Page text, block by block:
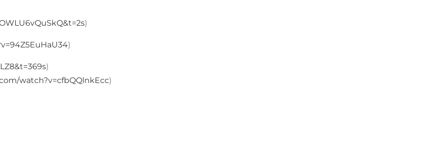
)
)
)
watch?v=cfbQQlnkEcc)